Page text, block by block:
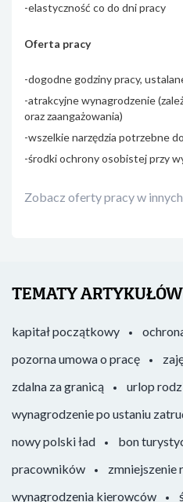
-elastyczność co do dni pracy
Oferta pracy
-dogodne godziny pracy,
-atrakcyjne wynagrodzenie
oraz zaangażowania)
-wszelkie narzędzia potrzebne
-środki ochrony osobistej przy
Zobacz oferty pracy w
TEMATY ARTYKUŁÓW
kapitał początkowy
pozorna umowa o pracę
zdalna za granicą
urlop
wynagrodzenie po ustaniu
nowy polski ład
bon
pracowników
zmniejszenie
wynagrodzenia kierowców